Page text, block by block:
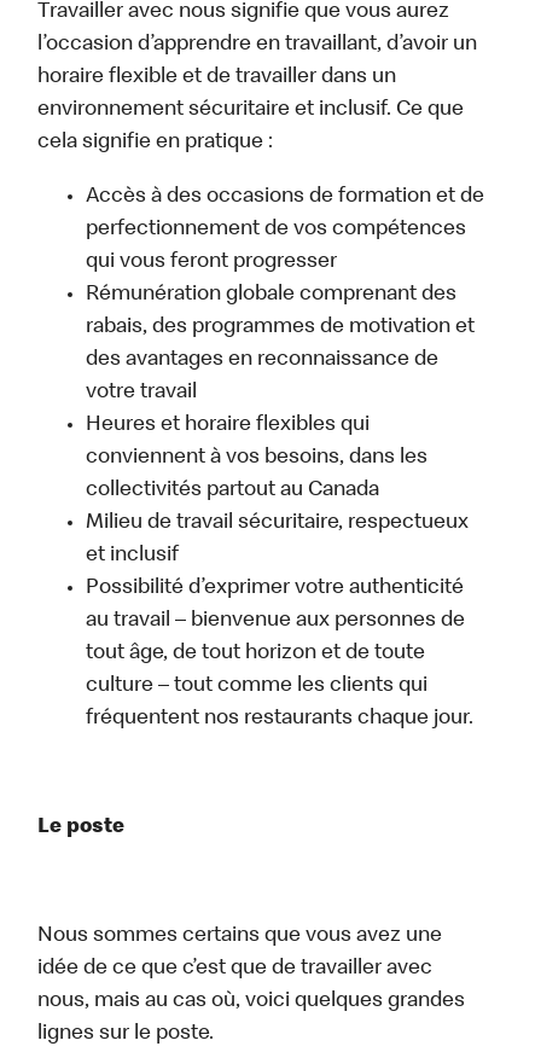
Travailler avec nous signifie que vous aurez
l’occasion d’apprendre en travaillant, d’avoir un
horaire flexible et de travailler dans un
environnement sécuritaire et inclusif. Ce que
cela signifie en pratique :
Accès à des occasions de formation et de
perfectionnement de vos compétences
qui vous feront progresser
Rémunération globale comprenant des
rabais, des programmes de motivation et
des avantages en reconnaissance de
votre travail
Heures et horaire flexibles qui
conviennent à vos besoins, dans les
collectivités partout au Canada
Milieu de travail sécuritaire, respectueux
et inclusif
Possibilité d’exprimer votre authenticité
au travail – bienvenue aux personnes de
tout âge, de tout horizon et de toute
culture – tout comme les clients qui
fréquentent nos restaurants chaque jour.
Le poste
Nous sommes certains que vous avez une
idée de ce que c’est que de travailler avec
nous, mais au cas où, voici quelques grandes
lignes sur le poste.